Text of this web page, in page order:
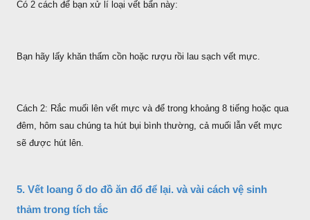
Có 2 cách để bạn xử lí loại vết bẩn này:
Bạn hãy lấy khăn thấm cồn hoặc rượu rồi lau sạch vết mực.
Cách 2: Rắc muối lên vết mực và để trong khoảng 8 tiếng hoặc qua
đêm, hôm sau chúng ta hút bụi bình thường, cả muối lẫn vết mực
sẽ được hút lên.
5. Vết loang ố do đồ ăn đổ để lại. và vài cách vệ sinh
thảm trong tích tắc